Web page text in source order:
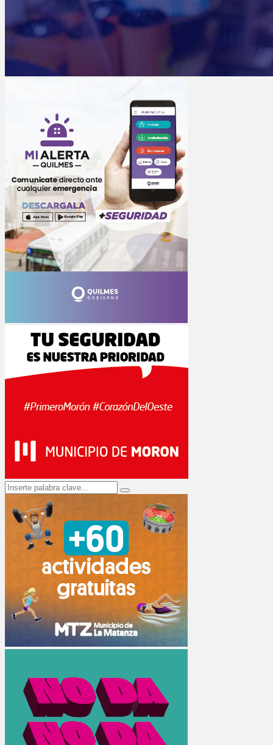
Search
for:
Search